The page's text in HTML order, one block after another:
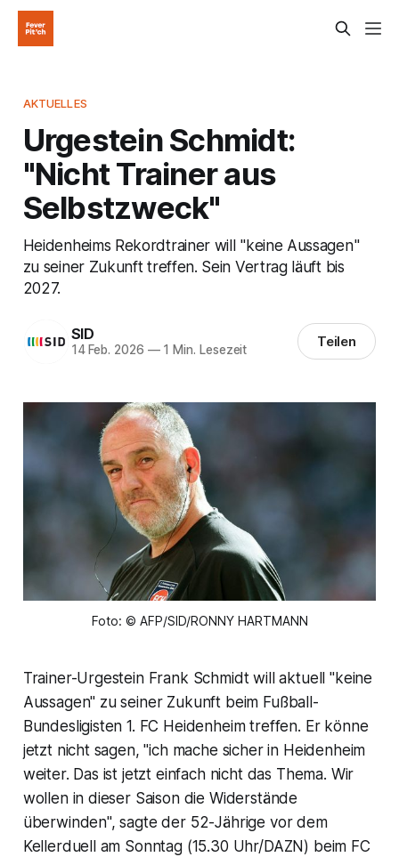
AKTUELLES
Urgestein Schmidt:
"Nicht Trainer aus
Selbstzweck"
Heidenheims Rekordtrainer will "keine Aussagen"
zu seiner Zukunft treffen. Sein Vertrag läuft bis
2027.
SID
14 Feb. 2026 —1 Min. Lesezeit Teilen
Foto: © AFP/SID/RONNY HARTMANN
Trainer-Urgestein Frank Schmidt will aktuell "keine
Aussagen" zu seiner Zukunft beim Fußball-
Bundesligisten 1. FC Heidenheim treffen. Er könne
jetzt nicht sagen, "ich mache sicher in Heidenheim
weiter. Das ist jetzt einfach nicht das Thema. Wir
wollen in dieser Saison die Widerstände
überwinden", sagte der 52-Jährige vor dem
Kellerduell am Sonntag (15.30 Uhr/DAZN) beim FC